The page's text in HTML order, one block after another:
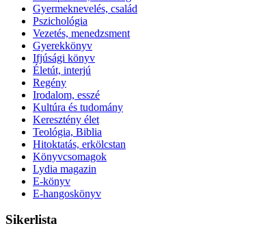
Gyermeknevelés, család
Pszichológia
Vezetés, menedzsment
Gyerekkönyv
Ifjúsági könyv
Életút, interjú
Regény
Irodalom, esszé
Kultúra és tudomány
Keresztény élet
Teológia, Biblia
Hitoktatás, erkölcstan
Könyvcsomagok
Lydia magazin
E-könyv
E-hangoskönyv
Sikerlista